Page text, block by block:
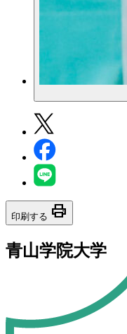
印刷する print
青山学院大学